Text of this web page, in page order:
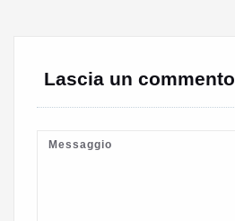
Lascia un commento